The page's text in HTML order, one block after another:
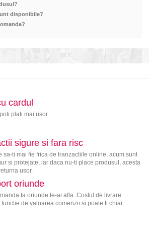
disponibile?
cardul
plati mai usor
sigure si fara risc
sa-ti mai fie frica de tranzactiile online, acum sunt
si protejate, iar daca nu-ti place produsul, acesta
usor.
oriunde
ta oriunde te-ai afla. Costul de livrare
de valoarea comenzii si poate fi chiar